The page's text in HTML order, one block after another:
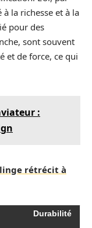
la richesse et à la
pour des
sont souvent
et de force, ce qui
:
rétrécit à
Durabilité